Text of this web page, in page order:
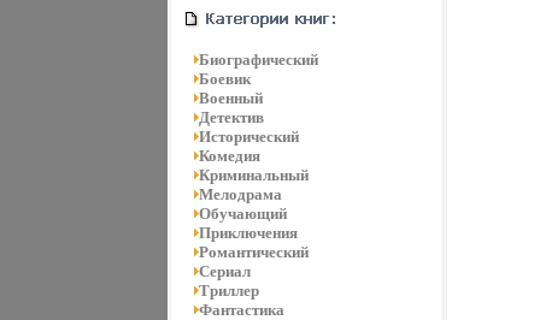
Биографический
Боевик
Военный
Детектив
Исторический
Комедия
Криминальный
Мелодрама
Обучающий
Приключения
Романтический
Сериал
Триллер
Фантастика